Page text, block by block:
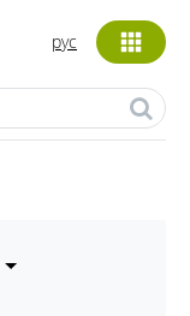
рус